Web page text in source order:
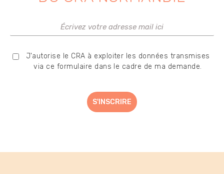
J'autorise le CRA à exploiter les données transmises
via ce formulaire dans le cadre de ma demande.